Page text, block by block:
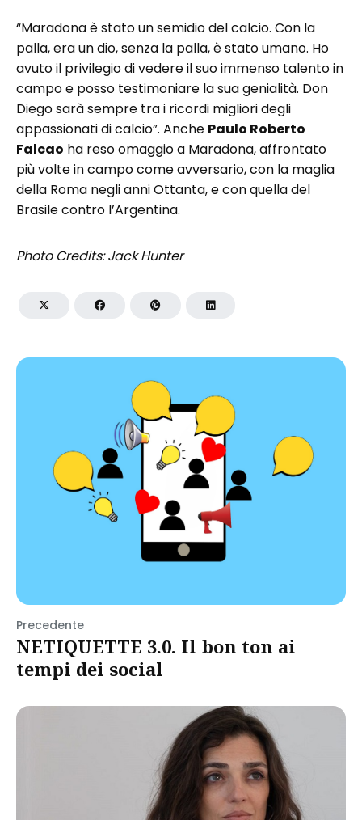
“Maradona è stato un semidio del calcio. Con la
palla, era un dio, senza la palla, è stato umano. Ho
avuto il privilegio di vedere il suo immenso talento in
campo e posso testimoniare la sua genialità. Don
Diego sarà sempre tra i ricordi migliori degli
appassionati di calcio”. Anche Paulo Roberto
Falcao ha reso omaggio a Maradona, affrontato
più volte in campo come avversario, con la maglia
della Roma negli anni Ottanta, e con quella del
Brasile contro l’Argentina.
Photo Credits: Jack Hunter
Precedente
NETIQUETTE 3.0. Il bon ton ai
tempi dei social